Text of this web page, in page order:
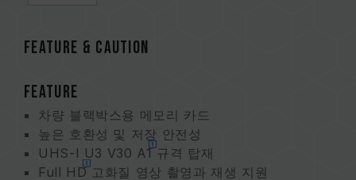
FEATURE & CAUTION
FEATURE
차량 블랙박스용 메모리 카드
높은 호환성 및 저장 안전성
UHS-I U3 V30 A1규격 탑재
Full HD고화질 영상 촬영과 재생 지원